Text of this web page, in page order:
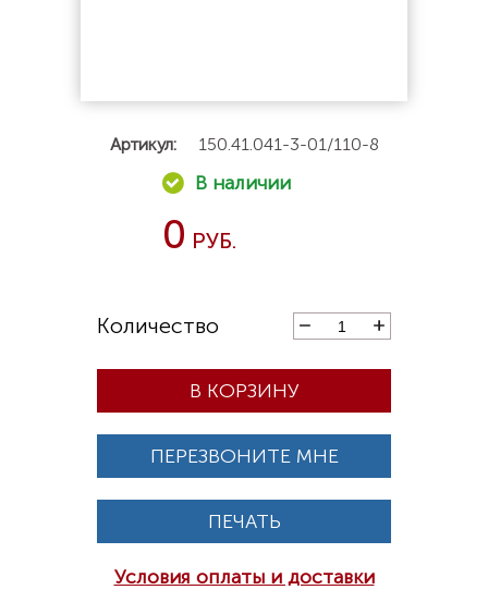
Артикул: 150.41.041-3-01/110-8
0
В КОРЗИНУ
ПЕРЕЗВОНИТЕ МНЕ
ПЕЧАТЬ
Условия оплаты и доставки